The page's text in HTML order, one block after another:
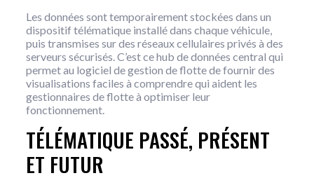
Les données sont temporairement stockées dans un
dispositif télématique installé dans chaque véhicule,
puis transmises sur des réseaux cellulaires privés à des
serveurs sécurisés. C’est ce hub de données central qui
permet au logiciel de gestion de flotte de fournir des
visualisations faciles à comprendre qui aident les
gestionnaires de flotte à optimiser leur
fonctionnement.
TÉLÉMATIQUE PASSÉ, PRÉSENT
ET FUTUR